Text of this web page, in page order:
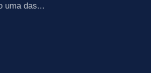
uma das...